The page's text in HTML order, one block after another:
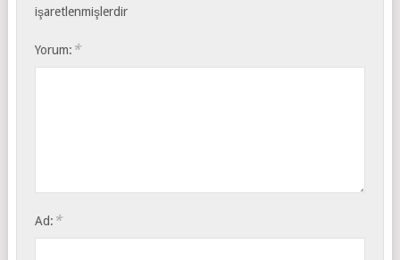
işaretlenmişlerdir
Yorum: *
Ad: *